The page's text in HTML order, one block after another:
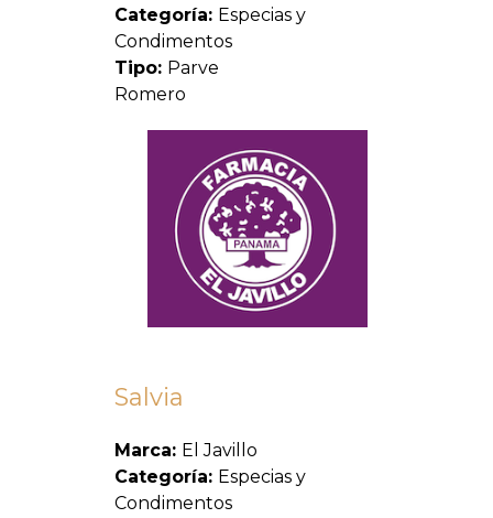
Categoría: Especias y
Condimentos
Tipo: Parve
Romero
Salvia
Marca: El Javillo
Categoría: Especias y
Condimentos